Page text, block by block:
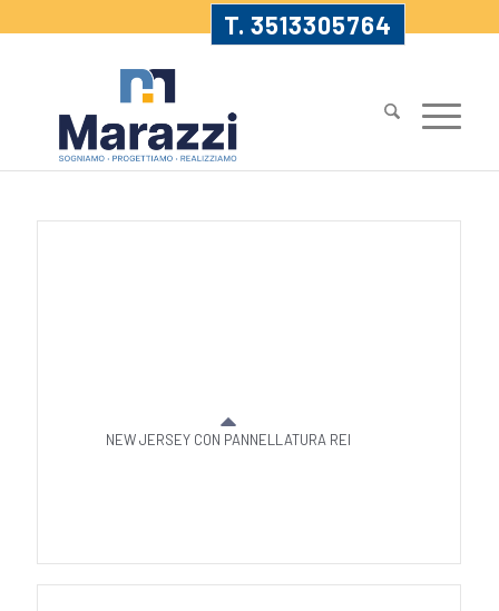
T. 3513305764
NEW JERSEY CON PANNELLATURA REI